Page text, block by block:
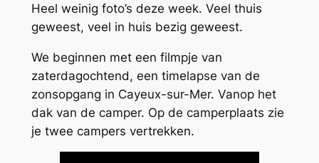
Heel weinig foto’s deze week. Veel thuis
geweest, veel in huis bezig geweest.
We beginnen met een filmpje van
zaterdagochtend, een timelapse van de
zonsopgang in Cayeux-sur-Mer. Vanop het
dak van de camper. Op de camperplaats zie
je twee campers vertrekken.